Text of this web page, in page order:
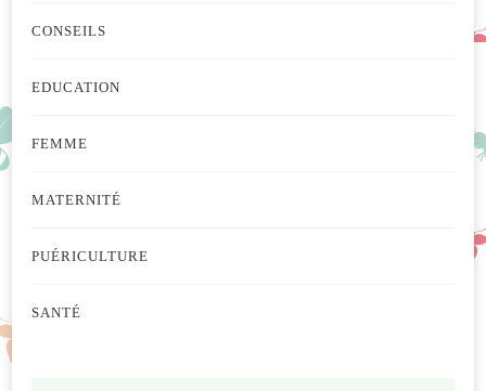
CONSEILS
EDUCATION
FEMME
MATERNITÉ
PUÉRICULTURE
SANTÉ